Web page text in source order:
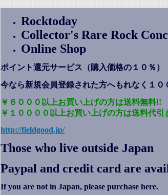
Rocktoday
Collector's Rare Rock
Online Shop
ポイント還元サービス（購入価格の１０％）
今なら新規会員登録された方へもれなく１０
￥６０００以上お買い上げの方は送料無料!!
￥１００００以上お買い上げの方は送料代引
http://fieldgood.jp/
Those who live outside Japan
Paypal and credit card are
If you are not in Japan, please purchase here.